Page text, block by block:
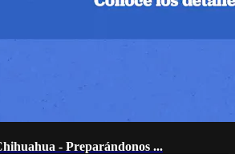
- Preparándonos ...